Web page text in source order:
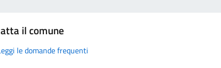
il comune
le domande frequenti